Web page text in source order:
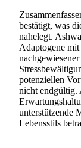
bestätigt, was
nahelegt.
Adaptogene
potenziellen
nicht endgültig.
unterstützende
Lebensstils